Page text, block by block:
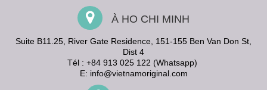
À HO CHI MINH
Suite B11.25, River Gate Residence, 151-155 Ben Van Don St,
Dist 4
Tél : +84 913 025 122 (Whatsapp)
E: info@vietnamoriginal.com